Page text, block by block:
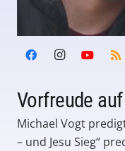
Vorfreude
Michael Vogt
– und Jesu Sieg“